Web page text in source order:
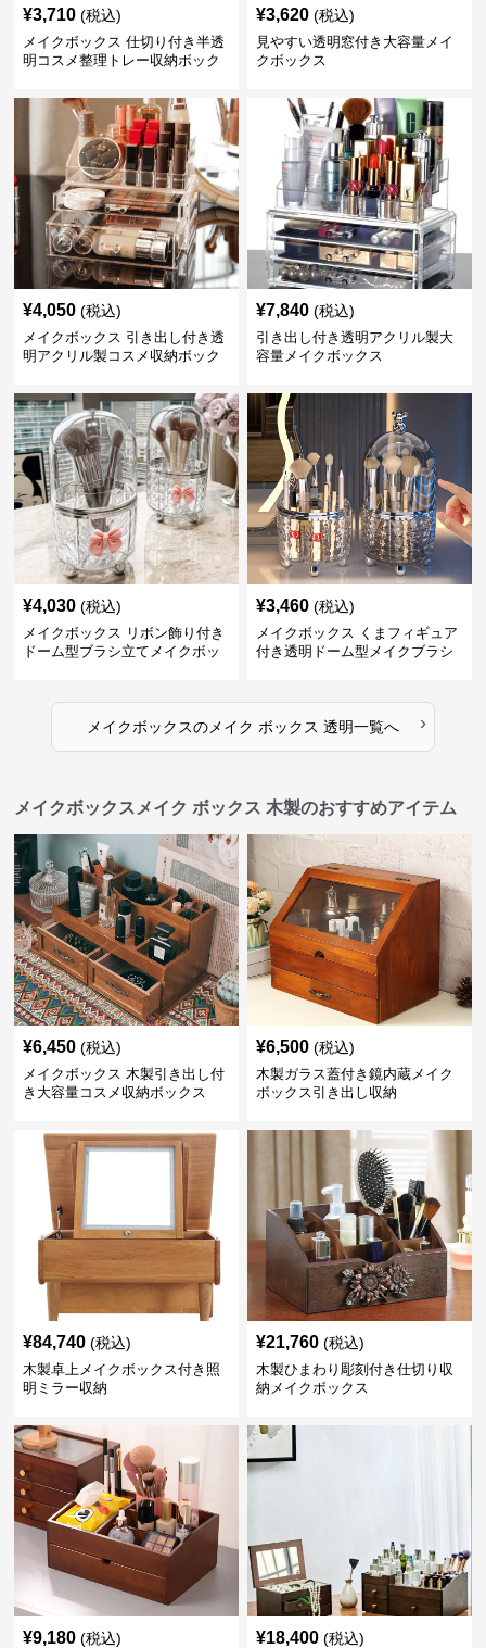
¥3,710 (税込)
メイクボックス 仕切り付き半透
明コスメ整理トレー収納ボック
¥3,620 (税込)
見やすい透明窓付き大容量メイ
クボックス
¥4,050 (税込)
メイクボックス 引き出し付き透
明アクリル製コスメ収納ボック
¥7,840 (税込)
引き出し付き透明アクリル製大
容量メイクボックス
¥4,030 (税込)
メイクボックス リボン飾り付き
ドーム型ブラシ立てメイクボッ
¥3,460 (税込)
メイクボックス くまフィギュア
付き透明ドーム型メイクブラシ
メイクボックスのメイク ボックス 透明一覧へ ›
メイクボックスメイク ボックス 木製のおすすめアイテム
¥6,450 (税込)
メイクボックス 木製引き出し付
き大容量コスメ収納ボックス
¥6,500 (税込)
木製ガラス蓋付き鏡内蔵メイク
ボックス引き出し収納
¥84,740 (税込)
木製卓上メイクボックス付き照
明ミラー収納
¥21,760 (税込)
木製ひまわり彫刻付き仕切り収
納メイクボックス
¥9,180 (税込) ¥18,400 (税込)